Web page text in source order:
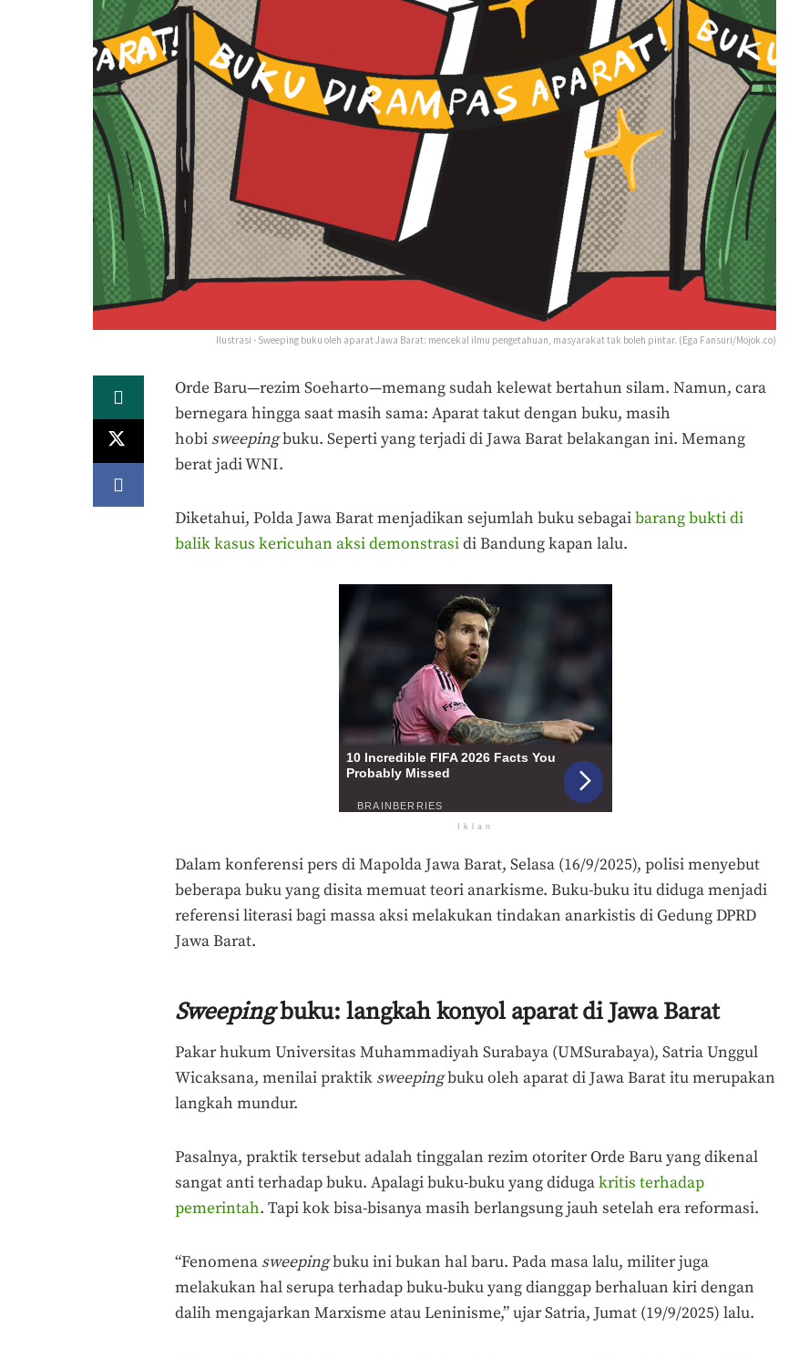
Ilustrasi - Sweeping buku oleh aparat Jawa Barat: mencekal ilmu pengetahuan, masyarakat tak boleh pintar. (Ega Fansuri/Mojok.co)
Orde Baru—rezim Soeharto—memang sudah kelewat bertahun silam. Namun, cara
bernegara hingga saat masih sama: Aparat takut dengan buku, masih
hobi sweepingbuku. Seperti yang terjadi di Jawa Barat belakangan ini. Memang
berat jadi WNI.
Diketahui, Polda Jawa Barat menjadikan sejumlah buku sebagaibarang bukti di
balik kasus kericuhan aksi demonstrasidi Bandung kapan lalu.
Iklan
Dalam konferensi pers di Mapolda Jawa Barat, Selasa (16/9/2025), polisi menyebut
beberapa buku yang disita memuat teori anarkisme. Buku-buku itu diduga menjadi
referensi literasi bagi massa aksi melakukan tindakan anarkistis di Gedung DPRD
Jawa Barat.
Sweepingbuku: langkah konyol aparat di Jawa Barat
Pakar hukum Universitas Muhammadiyah Surabaya (UMSurabaya), Satria Unggul
Wicaksana, menilai praktik sweepingbuku oleh aparat di Jawa Barat itu merupakan
langkah mundur.
Pasalnya, praktik tersebut adalah tinggalan rezim otoriter Orde Baru yang dikenal
sangat anti terhadap buku. Apalagi buku-buku yang didugakritis terhadap
pemerintah. Tapi kok bisa-bisanya masih berlangsung jauh setelah era reformasi.
“Fenomena sweepingbuku ini bukan hal baru. Pada masa lalu, militer juga
melakukan hal serupa terhadap buku-buku yang dianggap berhaluan kiri dengan
dalih mengajarkan Marxisme atau Leninisme,” ujar Satria, Jumat (19/9/2025) lalu.